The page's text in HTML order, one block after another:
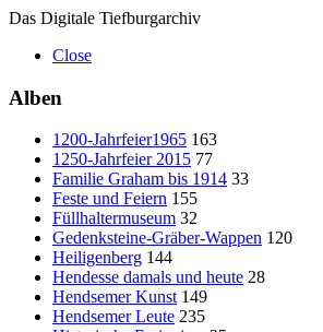
Das Digitale Tiefburgarchiv
Close
Alben
1200-Jahrfeier1965 163
1250-Jahrfeier 2015 77
Familie Graham bis 1914 33
Feste und Feiern 155
Füllhaltermuseum 32
Gedenksteine-Gräber-Wappen 120
Heiligenberg 144
Hendesse damals und heute 28
Hendsemer Kunst 149
Hendsemer Leute 235